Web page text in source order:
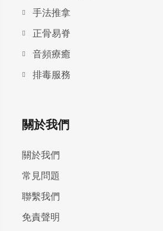
手法推拿
正骨易脊
⾳頻療癒
排毒服務
關於我們
關於我們
常見問題
聯繫我們
免責聲明